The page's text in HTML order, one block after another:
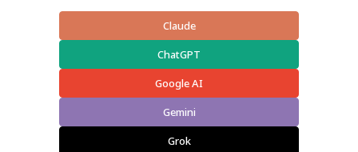
Claude
ChatGPT
Google AI
Gemini
Grok